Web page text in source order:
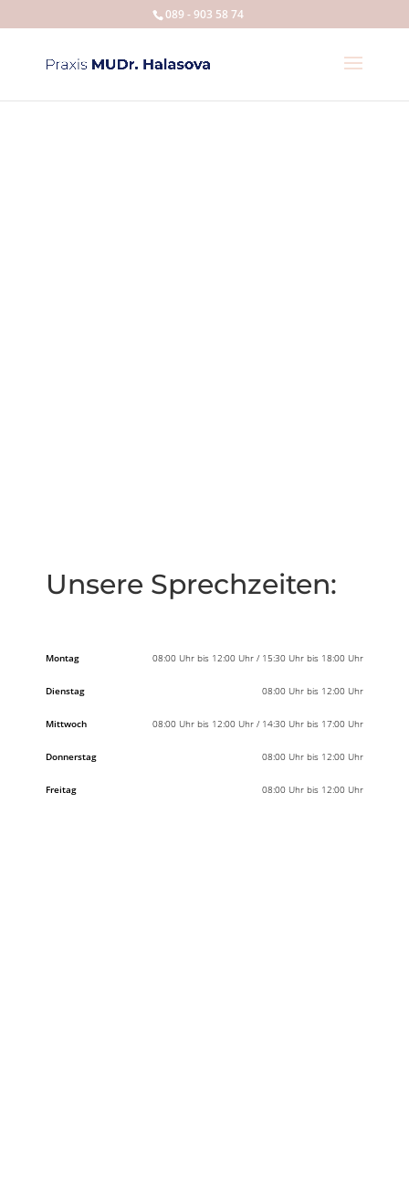
089 - 903 58 74
Unsere Sprechzeiten:
Montag 08:00 Uhr bis 12:00 Uhr / 15:30 Uhr bis 18:00 Uhr
Dienstag 08:00 Uhr bis 12:00 Uhr
Mittwoch 08:00 Uhr bis 12:00 Uhr / 14:30 Uhr bis 17:00 Uhr
Donnerstag 08:00 Uhr bis 12:00 Uhr
Freitag 08:00 Uhr bis 12:00 Uhr